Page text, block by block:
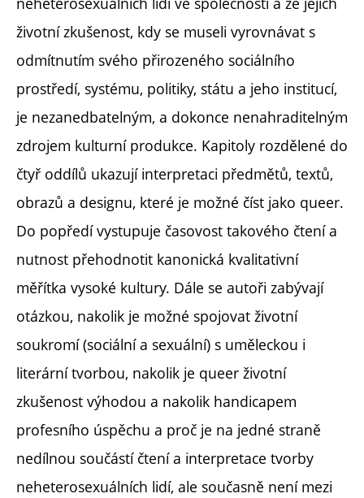
životní zkušenost, kdy se museli vyrovnávat s
odmítnutím svého přirozeného sociálního
prostředí, systému, politiky, státu a jeho institucí,
je nezanedbatelným, a dokonce nenahraditelným
zdrojem kulturní produkce. Kapitoly rozdělené do
čtyř oddílů ukazují interpretaci předmětů, textů,
obrazů a designu, které je možné číst jako queer.
Do popředí vystupuje časovost takového čtení a
nutnost přehodnotit kanonická kvalitativní
měřítka vysoké kultury. Dále se autoři zabývají
otázkou, nakolik je možné spojovat životní
soukromí (sociální a sexuální) s uměleckou i
literární tvorbou, nakolik je queer životní
zkušenost výhodou a nakolik handicapem
profesního úspěchu a proč je na jedné straně
nedílnou součástí čtení a interpretace tvorby
neheterosexuálních lidí, ale současně není mezi